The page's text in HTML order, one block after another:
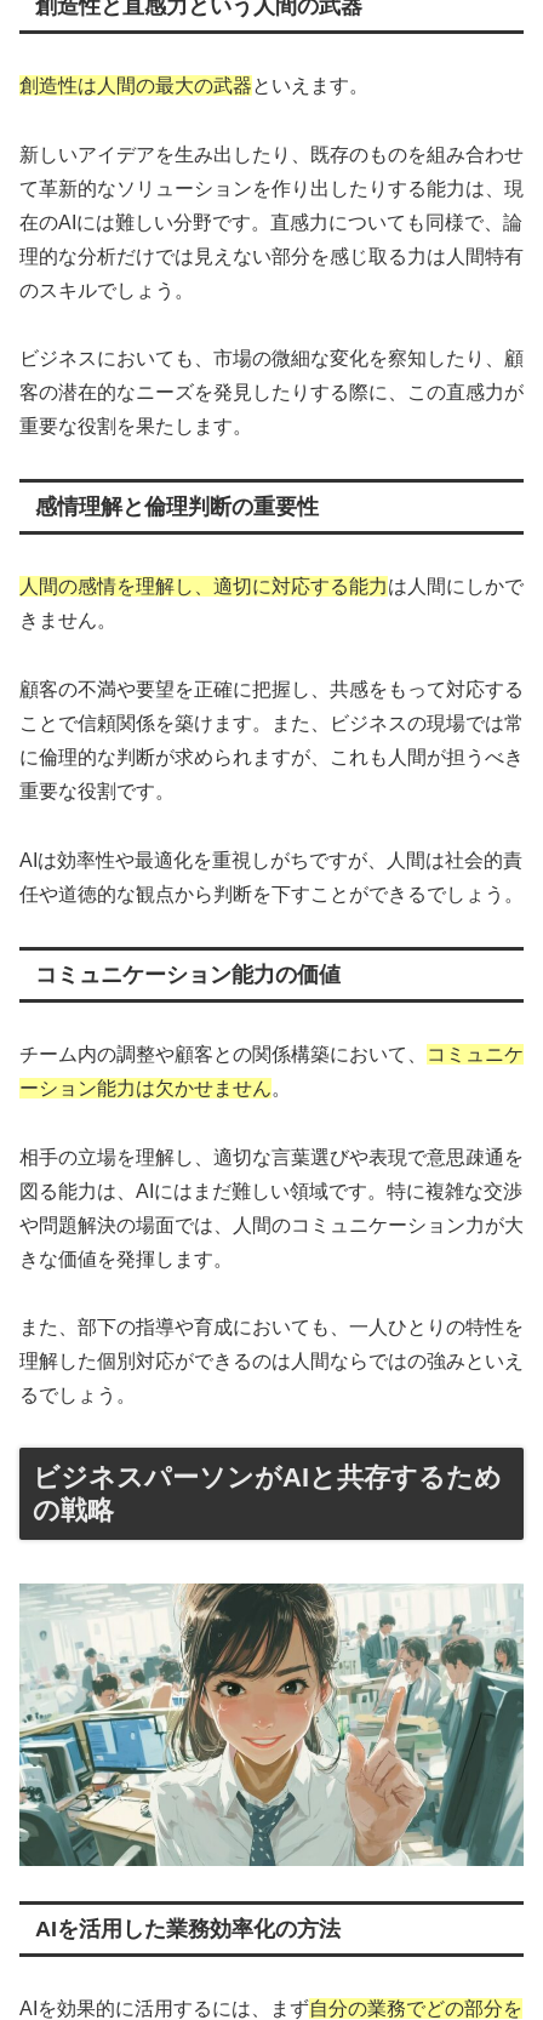
創造性と直感力という人間の武器
創造性は人間の最大の武器といえます。
新しいアイデアを生み出したり、既存のものを組み合わせ
て革新的なソリューションを作り出したりする能力は、現
在のAIには難しい分野です。直感力についても同様で、論
理的な分析だけでは見えない部分を感じ取る力は人間特有
のスキルでしょう。
ビジネスにおいても、市場の微細な変化を察知したり、顧
客の潜在的なニーズを発見したりする際に、この直感力が
重要な役割を果たします。
感情理解と倫理判断の重要性
人間の感情を理解し、適切に対応する能力は人間にしかで
きません。
顧客の不満や要望を正確に把握し、共感をもって対応する
ことで信頼関係を築けます。また、ビジネスの現場では常
に倫理的な判断が求められますが、これも人間が担うべき
重要な役割です。
AIは効率性や最適化を重視しがちですが、人間は社会的責
任や道徳的な観点から判断を下すことができるでしょう。
コミュニケーション能力の価値
チーム内の調整や顧客との関係構築において、
コミュニケ
ーション能力は欠かせません。
相手の立場を理解し、適切な言葉選びや表現で意思疎通を
図る能力は、AIにはまだ難しい領域です。特に複雑な交渉
や問題解決の場面では、人間のコミュニケーション力が大
きな価値を発揮します。
また、部下の指導や育成においても、一人ひとりの特性を
理解した個別対応ができるのは人間ならではの強みといえ
るでしょう。
ビジネスパーソンがAIと共存するため
の戦略
AIを活用した業務効率化の方法
AIを効果的に活用するには、まず自分の業務でどの部分を